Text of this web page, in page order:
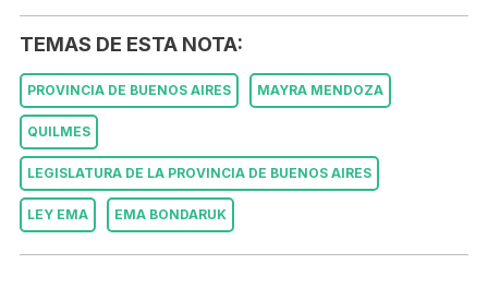
TEMAS DE ESTA NOTA:
PROVINCIA DE BUENOS AIRES MAYRA MENDOZA
QUILMES
LEGISLATURA DE LA PROVINCIA DE BUENOS AIRES
LEY EMA EMA BONDARUK